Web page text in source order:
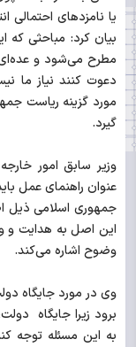
یا نامزدهای احتمالی
بیان کرد: مباحثی که
مطرح می‌شود و
دعوت کنند نیاز ما
مورد گزینه ریاست
گیرد.
وزیر سابق امور
عنوان راهنمای عمل
این اصل به هدایت و
وضوح اشاره می‌کند.
وی در مورد جایگاه
برود زیرا جایگاه
به این مسئله توجه